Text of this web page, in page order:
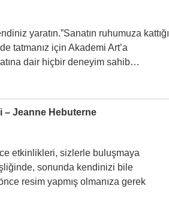
yaratın.”Sanatın ruhumuza kattığı
tatmanız için Akademi Art’a
dair hiçbir deneyim sahib…
– Jeanne Hebuterne
etkinlikleri, sizlerle buluşmaya
sonunda kendinizi bile
resim yapmış olmanıza gerek